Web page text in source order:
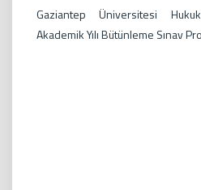
Gaziantep Üniversitesi
Akademik YılıBütünleme Sınav